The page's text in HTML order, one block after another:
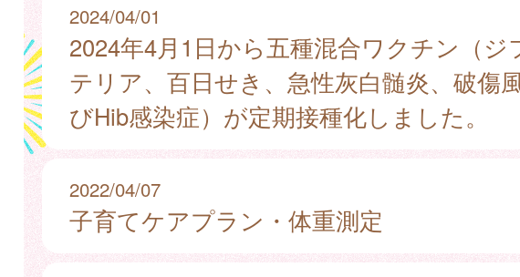
2024/04/01
2024年4月1日から五種混合ワクチン（ジ
テリア、百日せき、急性灰白髄炎、破傷
びHib感染症）が定期接種化しました。
2022/04/07
子育てケアプラン・体重測定